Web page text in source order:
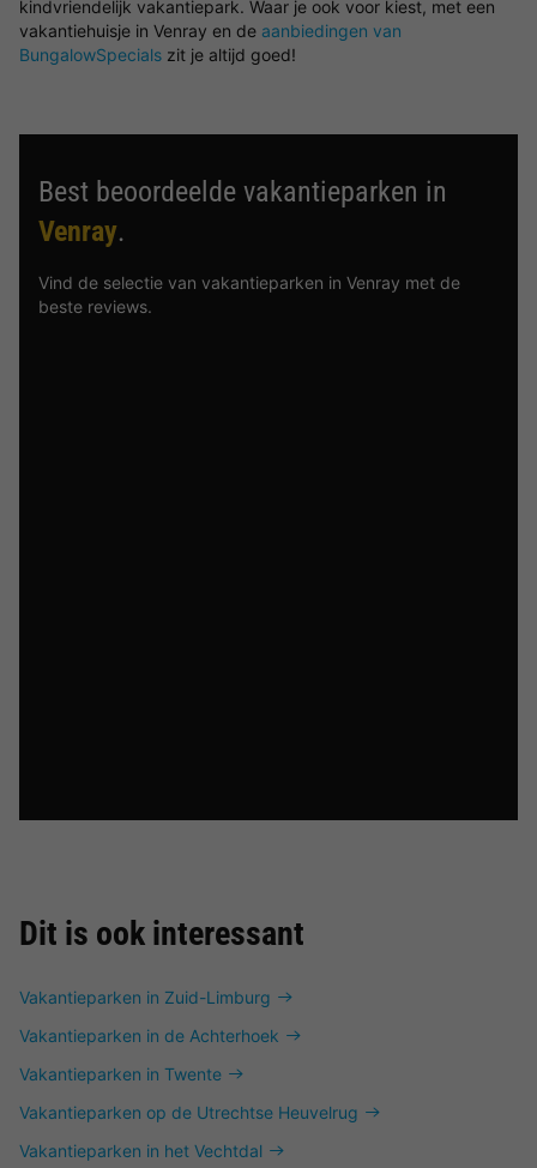
kindvriendelijk vakantiepark. Waar je ook voor kiest, met een
vakantiehuisje in Venray en de aanbiedingen van
BungalowSpecials zit je altijd goed!
Best beoordeelde vakantieparken in
Venray.
Vind de selectie van vakantieparken in Venray met de
beste reviews.
Dit is ook interessant
Vakantieparken in Zuid-Limburg
Vakantieparken in de Achterhoek
Vakantieparken in Twente
Vakantieparken op de Utrechtse Heuvelrug
Vakantieparken in het Vechtdal